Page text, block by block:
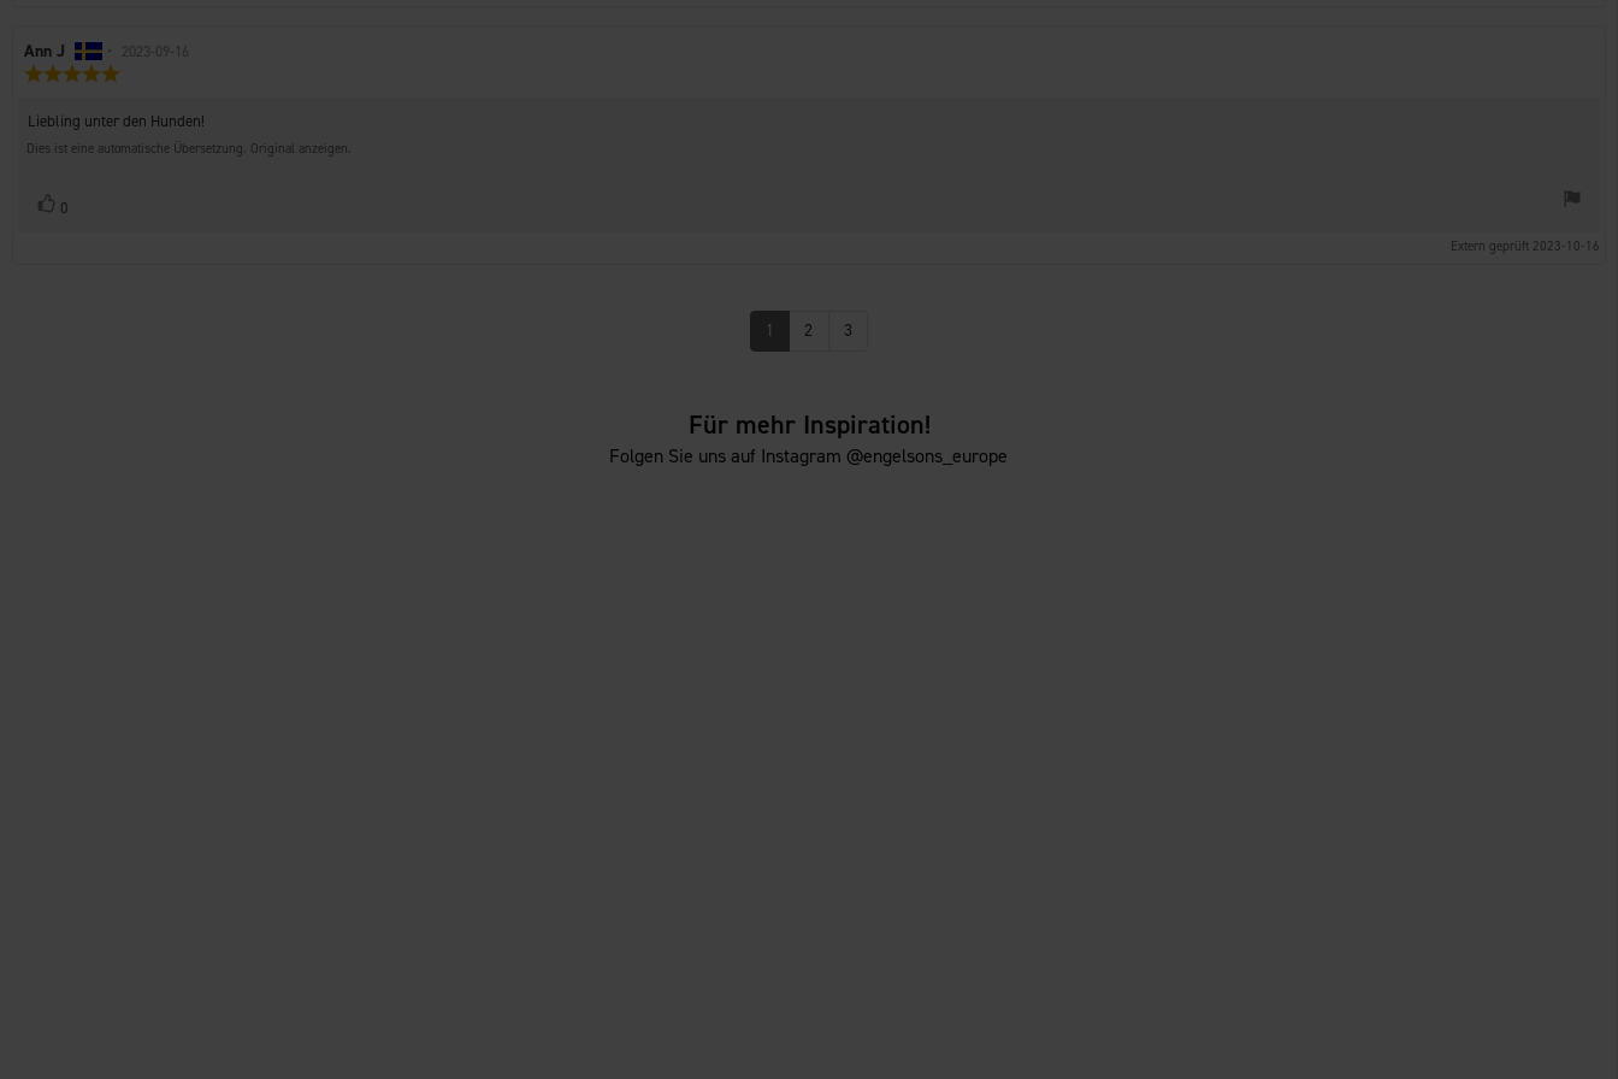
Autor
der
Ann J • Bewertungsdatum:
2023-09-16
von
5
Sternen
Rezensionstext:
Liebling unter den Hunden!
Dies ist eine automatische Übersetzung. Original anzeigen.
Stimme
0
Extern geprüft 2023-10-16
1 2 3
Für mehr Inspiration!
Folgen Sie uns auf Instagram @engelsons_europe